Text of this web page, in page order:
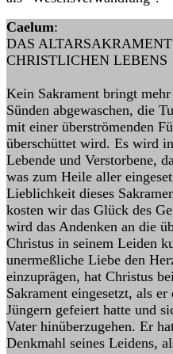
Caelum:
DAS
CHRISTLICHEN LEBENS
Kein Sakrament bringt
Sünden abgewaschen, die
mit einer überströmenden
überschüttet wird. Es wird
Lebende und Verstorbene,
was zum Heile aller
Lieblichkeit dieses
kosten wir das Glück des
wird das Andenken an die
Christus in seinem Leiden
unermeßliche Liebe den
einzuprägen, hat Christus
Sakrament eingesetzt, als
Jüngern gefeiert hatte und
Vater hinüberzugehen. Er
Denkmahl seines Leidens,